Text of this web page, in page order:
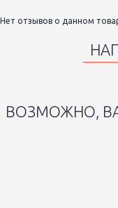
Нет отзывов о данном
ВОЗМОЖНО,